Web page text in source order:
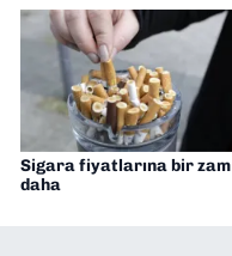
Sigara fiyatlarına bir zam
daha